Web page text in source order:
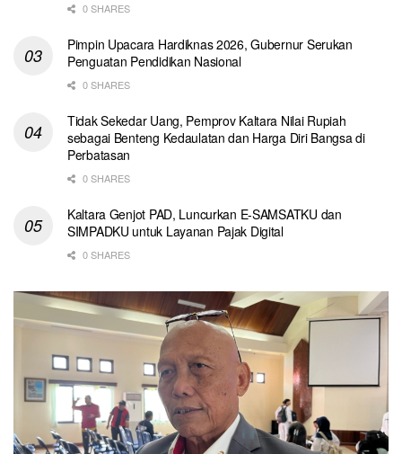
0 SHARES
Pimpin Upacara Hardiknas 2026, Gubernur Serukan
Penguatan Pendidikan Nasional
0 SHARES
Tidak Sekedar Uang, Pemprov Kaltara Nilai Rupiah
sebagai Benteng Kedaulatan dan Harga Diri Bangsa di
Perbatasan
0 SHARES
Kaltara Genjot PAD, Luncurkan E-SAMSATKU dan
SIMPADKU untuk Layanan Pajak Digital
0 SHARES